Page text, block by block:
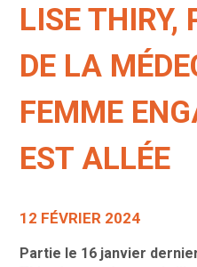
LISE THIRY,
DE LA
FEMME
EST ALLÉE
12 FÉVRIER 2024
Partie le 16 janvier